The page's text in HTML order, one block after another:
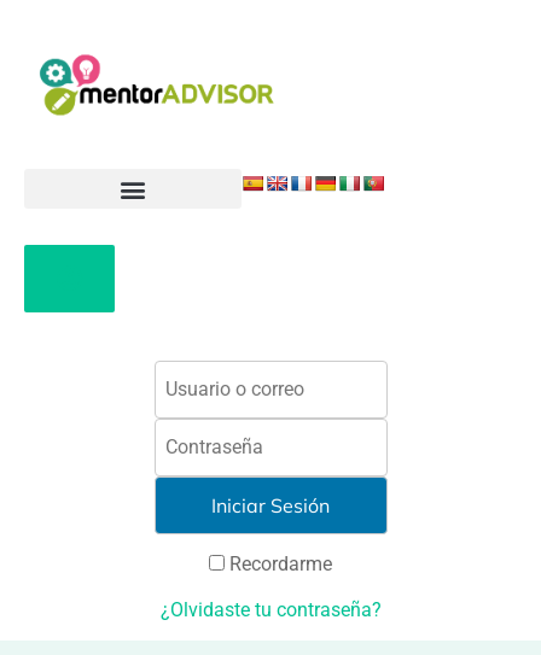
Recordarme
¿Olvidaste tu contraseña?